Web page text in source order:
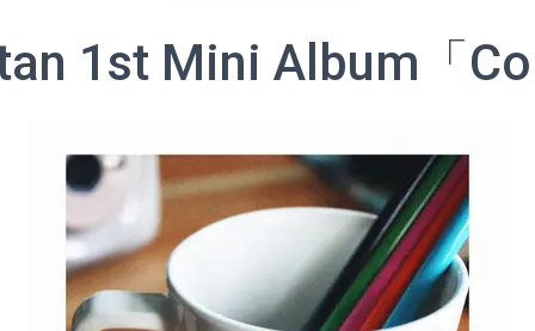
1st Mini Album「